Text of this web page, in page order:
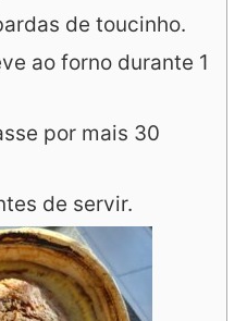
de toucinho.
ao forno durante 1
por mais 30
de servir.